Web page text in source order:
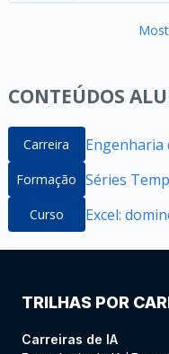
CONTEÚDOS
Carreira Engenharia
Formação Séries
Curso Excel:
TRILHAS POR
Carreiras de IA